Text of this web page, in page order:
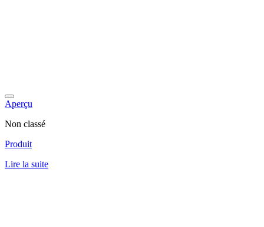
Aperçu
Non classé
Produit
Lire la suite